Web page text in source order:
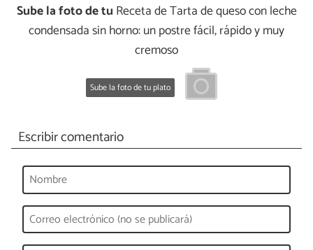
Sube la foto de tu Receta de Tarta de queso con leche
condensada sin horno: un postre fácil, rápido y muy
cremoso
Sube la foto de tu plato
Escribir comentario